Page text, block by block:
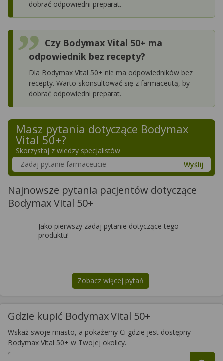
dobrać odpowiedni preparat.
Czy Bodymax Vital 50+ ma
odpowiednik bez recepty?
Dla Bodymax Vital 50+ nie ma odpowiedników bez
recepty. Warto skonsultować się z farmaceutą, by
dobrać odpowiedni preparat.
Masz pytania dotyczące Bodymax
Vital 50+?
Skorzystaj z wiedzy specjalistów
Szukaj w poradnikach o zdrowiu
Wyślij
Najnowsze pytania pacjentów dotyczące
Bodymax Vital 50+
Jako pierwszy zadaj pytanie dotyczące tego
produktu!
Zobacz więcej pytań
na tematBodymax Vital 50+
Gdzie kupić Bodymax Vital 50+
Wskaż swoje miasto, a pokażemy Ci gdzie jest dostępny
Bodymax Vital 50+ w Twojej okolicy.